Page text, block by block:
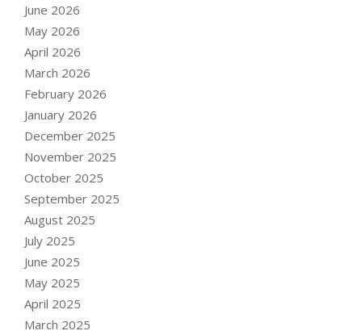
June 2026
May 2026
April 2026
March 2026
February 2026
January 2026
December 2025
November 2025
October 2025
September 2025
August 2025
July 2025
June 2025
May 2025
April 2025
March 2025